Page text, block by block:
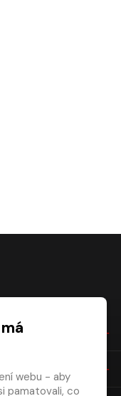
webu - aby
pamatovali, co